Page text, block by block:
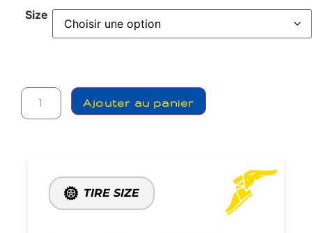
Size
Ajouter au panier
TIRE SIZE